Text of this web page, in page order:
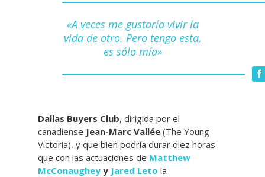
«A veces me gustaría vivir la
vida de otro. Pero tengo esta,
es sólo mía»
Dallas Buyers Club, dirigida por el
canadiense Jean-Marc Vallée (The Young
Victoria), y que bien podría durar diez horas
que con las actuaciones de Matthew
McConaughey y Jared Leto la